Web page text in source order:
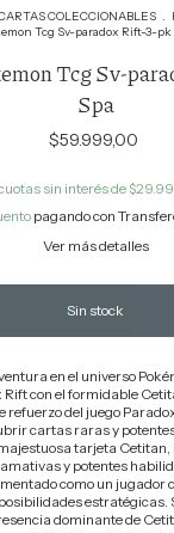
COLECCIONABLES .
Tcg Sv-paradox Rift-3-pk
Tcg Sv-
Spa
$59.999,00
sin interés de
pagando con
Ver más detalles
en el universo
Rift con el formidable
refuerzo del juego
cartas raras y
tarjeta
y potentes
como un jugador
estratégicas.
dominante de